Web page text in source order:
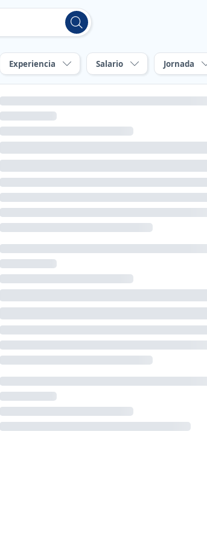
Experiencia Salario Jornada